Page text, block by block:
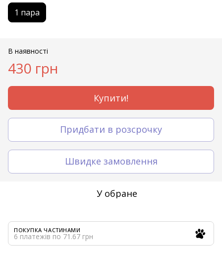
1 пара
В наявності
430 грн
Купити!
Придбати в розсрочку
Швидке замовлення
У обране
ПОКУПКА ЧАСТИНАМИ
6 платежів по 71.67 грн